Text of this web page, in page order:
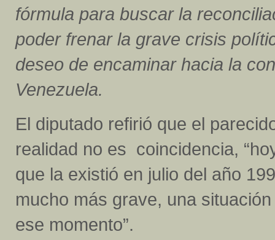
fórmula para buscar la
poder frenar la grave crisis
deseo de encaminar hacia la
Venezuela.
El diputado refirió que el
realidad no es coincidencia,
que la existió en julio del año
mucho más grave, una
ese momento”.